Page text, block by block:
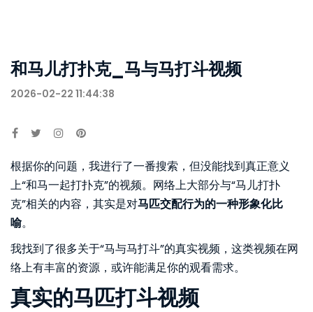
和马儿打扑克_马与马打斗视频
2026-02-22 11:44:38
根据你的问题，我进行了一番搜索，但没能找到真正意义
上“和马一起打扑克”的视频。网络上大部分与“马儿打扑
克”相关的内容，其实是对马匹交配行为的一种形象化比
喻。
我找到了很多关于“马与马打斗”的真实视频，这类视频在网
络上有丰富的资源，或许能满足你的观看需求。
真实的马匹打斗视频